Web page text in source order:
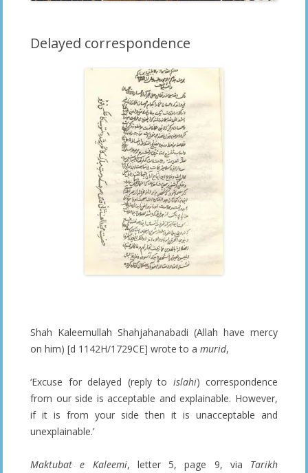
Delayed correspondence
Shah Kaleemullah Shahjahanabadi (Allah have mercy
on him) [d 1142H/1729CE] wrote to a murid,
‘Excuse for delayed (reply to islahi) correspondence
from our side is acceptable and explainable. However,
if it is from your side then it is unacceptable and
unexplainable.’
Maktubat e Kaleemi, letter 5, page 9, via Tarikh